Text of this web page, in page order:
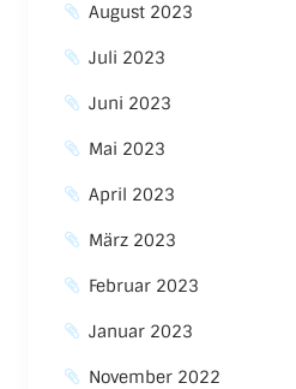
August 2023
Juli 2023
Juni 2023
Mai 2023
April 2023
März 2023
Februar 2023
Januar 2023
November 2022